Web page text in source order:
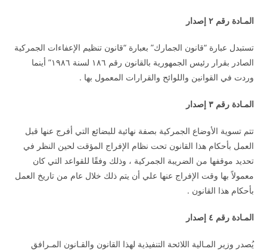
المـادة رقم ٢ إصدار
تستبدل عبارة “قانون الجمارك” بعبارة “قانون تنظيم الإعفاءات الجمركية
الصادر بقرار رئيس الجمهورية بالقانون رقم ١٨٦ لسنة ١٩٨٦” أينما
وردت في القوانين واللوائح والقرارات المعمول بها .
المـادة رقم ٣ إصدار
تتم تسوية الأوضاع الجمركية بصفة نهائية للبضائع التي أفرج عنها قبل
العمل بأحكام هذا القانون تحت نظام الإفراج المؤقت لحين النظر في
تحديد موقفها من الضريبة الجمركية ، وذلك وفقًا للقواعد التي كان
معمولاً بها وقت الإفراج عنها علي أن يتم ذلك خلال عام من تاريخ العمل
بأحكام هذا القانون .
المـادة رقم ٤ إصدار
يُصدر وزير المـالية اللائحة التنفيذية لهذا القانون والقـانون المـرافق